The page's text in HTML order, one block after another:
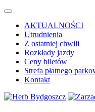
AKTUALNOŚCI
Utrudnienia
Z ostatniej chwili
Rozkłady jazdy
Ceny biletów
Strefa płatnego
Kontakt